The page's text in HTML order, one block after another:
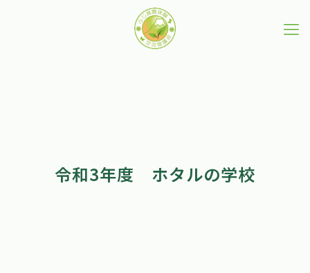
令和3年度 ホタルの学校